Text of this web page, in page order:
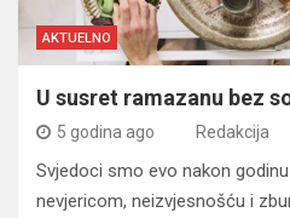
AKTUELNO
U susret ramazanu bez
5 godina ago Redakcija
Svjedoci smo evo nakon
nevjericom, neizvjesnošću i